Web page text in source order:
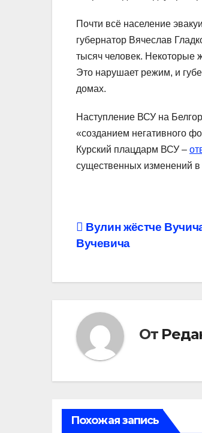
Почти всё население
губернатор Вячеслав
тысяч человек. Некоторые
Это нарушает режим, и
домах.
Наступление ВСУ на
«созданием негативного
Курский плацдарм ВСУ –
существенных изменений
Навигация
по
записям
Вулин жёстче
Вучевича
От
Похожая запись